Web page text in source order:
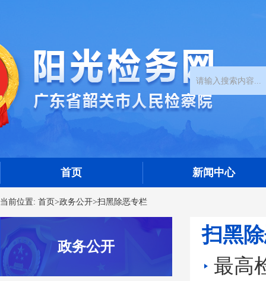
首页 新闻中心
当前位置: 首页>政务公开>扫黑除恶专栏
政务公开
扫黑
最高